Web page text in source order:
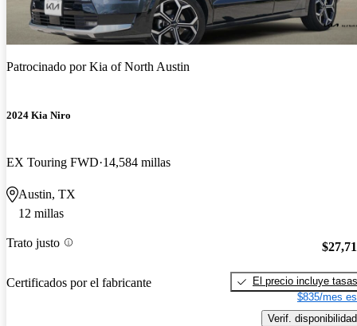
Patrocinado porKia of North Austin
2024 Kia Niro
EX Touring FWD 14,584 millas
Austin, TX
12 millas
Trato justo
Certificados por el fabricante
El precio incluye tasas
$835/mes
Verif. disponibilidad